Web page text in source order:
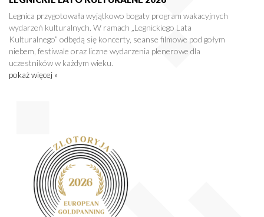
Legnica przygotowała wyjątkowo bogaty program wakacyjnych
wydarzeń kulturalnych. W ramach „Legnickiego Lata
Kulturalnego” odbędą się koncerty, seanse filmowe pod gołym
niebem, festiwale oraz liczne wydarzenia plenerowe dla
uczestników w każdym wieku.
pokaż więcej »